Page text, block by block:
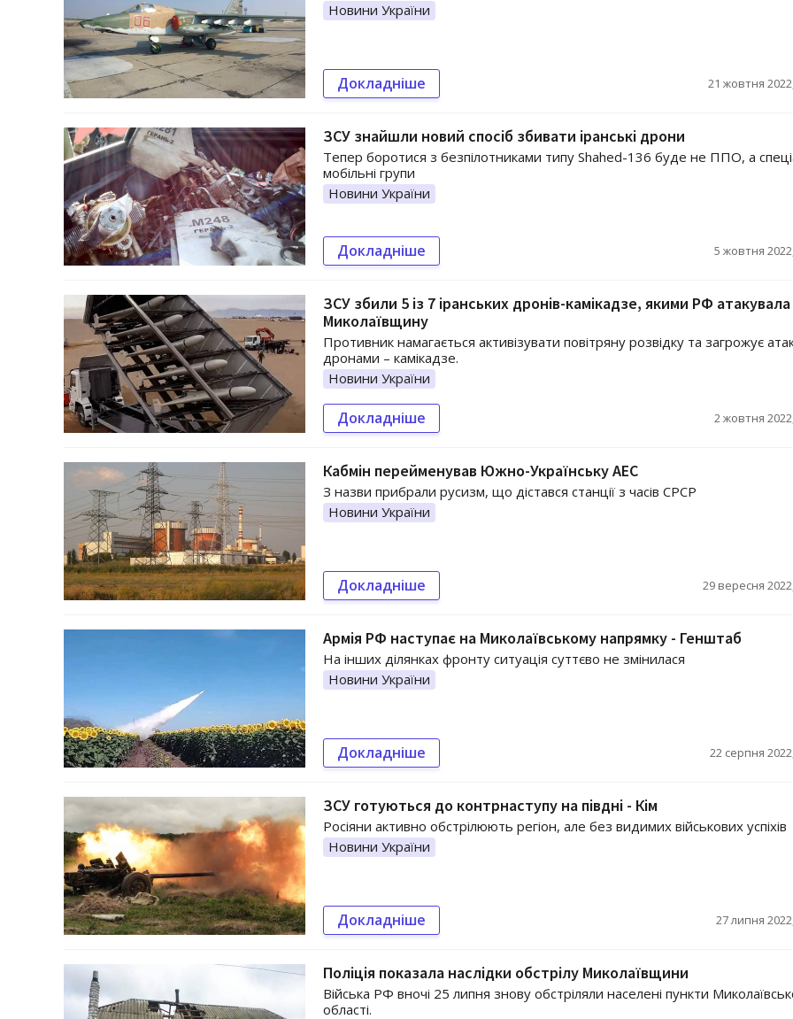
Новини України
Докладніше 21 жовтня
ЗСУ знайшли новий спосіб збивати іранські дрони
Тепер боротися з безпілотниками типу Shahed-136 буде не ППО, а
мобільні групи
Новини України
Докладніше 5 жовтня
ЗСУ збили 5 із 7 іранських дронів-камікадзе, якими РФ атакувала
Миколаївщину
Противник намагається активізувати повітряну розвідку та загрожує
дронами – камікадзе.
Новини України
Докладніше 2 жовтня
Кабмін перейменував Южно-Українську АЕС
З назви прибрали русизм, що дістався станції з часів СРСР
Новини України
Докладніше 29 вересня
Армія РФ наступає на Миколаївському напрямку - Генштаб
На інших ділянках фронту ситуація суттєво не змінилася
Новини України
Докладніше 22 серпня
ЗСУ готуються до контрнаступу на півдні - Кім
Росіяни активно обстрілюють регіон, але без видимих військових успіхів
Новини України
Докладніше 27 липня
Поліція показала наслідки обстрілу Миколаївщини
Війська РФ вночі 25 липня знову обстріляли населені пункти
області.